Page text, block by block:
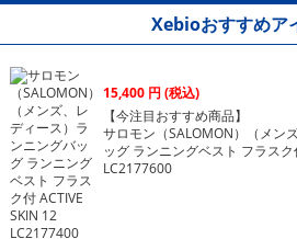
Xebioおすすめア
15,400 円 (税込)
【今注目おすすめ商品】
サロモン（SALOMON）（メン
ッグ ランニングベスト フラス
LC2177600